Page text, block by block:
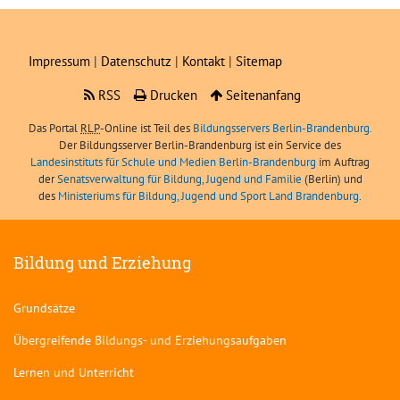
Impressum | Datenschutz | Kontakt | Sitemap
RSS
Drucken Seitenanfang
Das Portal RLP-Online ist Teil des Bildungsservers Berlin-Brandenburg.
Der Bildungsserver Berlin-Brandenburg ist ein Service des
Landesinstituts für Schule und Medien Berlin-Brandenburg im Auftrag
derSenatsverwaltung für Bildung, Jugend und Familie (Berlin) und
des Ministeriums für Bildung, Jugend und Sport Land Brandenburg.
Bildung und Erziehung
Grundsätze
Übergreifende Bildungs- und Erziehungsaufgaben
Lernen und Unterricht